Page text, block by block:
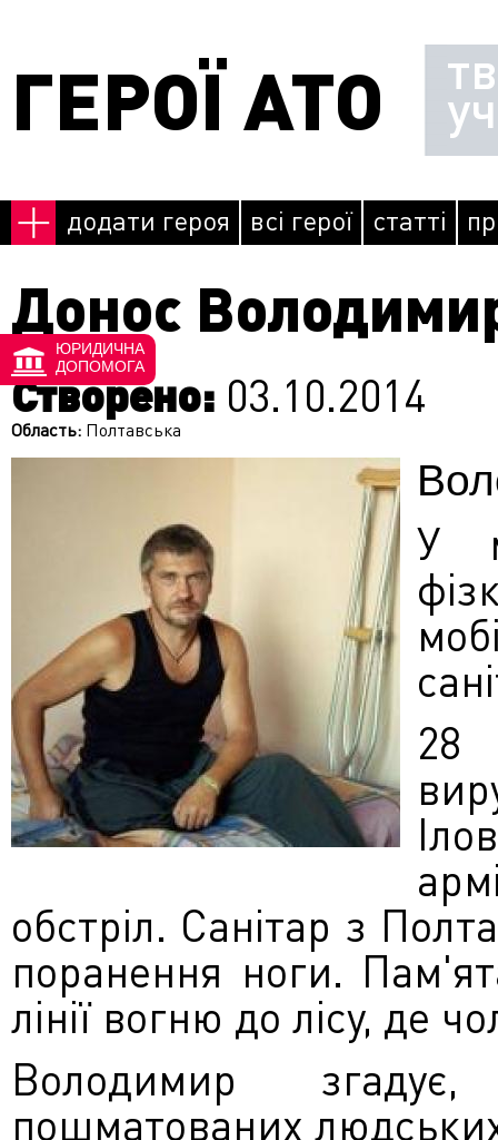
ГЕРОЇ АТО
додати героя всі герої статті
Донос
Створено: 03.10.2014
Область: Полтавська
У
28
обстріл. Санітар з
поранення ноги.
лінії вогню до лісу, де
Володимир
пошматованих
ЮРИДИЧНА
ДОПОМОГА